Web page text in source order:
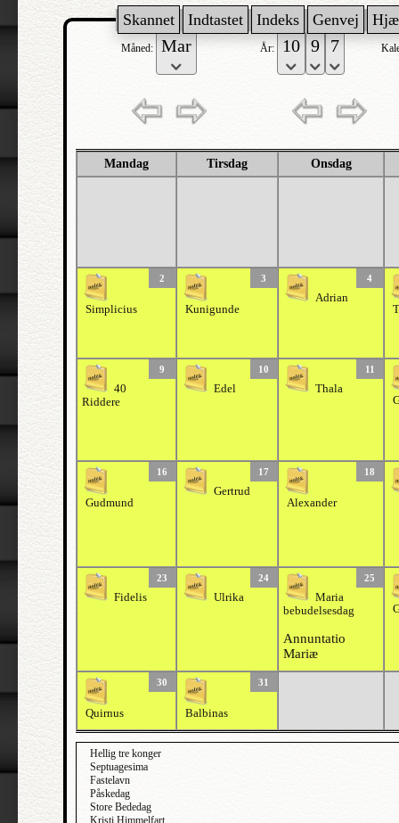
Skannet Indtastet Indeks Genvej
Måned: År:
Mandag Tirsdag Onsdag
2
Simplicius
3
Kunigunde
4
Adrian
9
40
Riddere
10
Edel
11
Thala
16
Gudmund
17
Gertrud
18
Alexander
23
Fidelis
24
Ulrika
25
Maria
bebudelsesdag
Annuntatio
Mariæ
30
Quirnus
31
Balbinas
Hellig tre konger
Septuagesima
Fastelavn
Påskedag
Store Bededag
Kristi Himmelfart